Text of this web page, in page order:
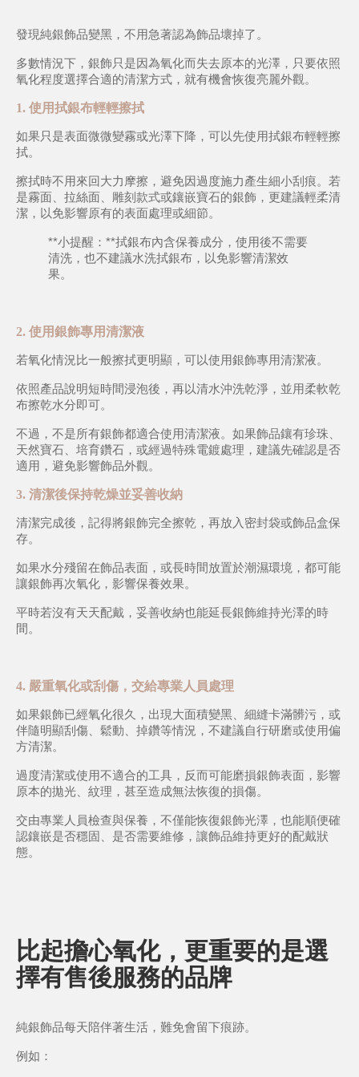
發現純銀飾品變黑，不用急著認為飾品壞掉了。
多數情況下，銀飾只是因為氧化而失去原本的光澤，只要依照
氧化程度選擇合適的清潔方式，就有機會恢復亮麗外觀。
1. 使用拭銀布輕輕擦拭
如果只是表面微微變霧或光澤下降，可以先使用拭銀布輕輕擦
拭。
擦拭時不用來回大力摩擦，避免因過度施力產生細小刮痕。若
是霧面、拉絲面、雕刻款式或鑲嵌寶石的銀飾，更建議輕柔清
潔，以免影響原有的表面處理或細節。
**小提醒：**拭銀布內含保養成分，使用後不需要
清洗，也不建議水洗拭銀布，以免影響清潔效
果。
2. 使用銀飾專用清潔液
若氧化情況比一般擦拭更明顯，可以使用銀飾專用清潔液。
依照產品說明短時間浸泡後，再以清水沖洗乾淨，並用柔軟乾
布擦乾水分即可。
不過，不是所有銀飾都適合使用清潔液。如果飾品鑲有珍珠、
天然寶石、培育鑽石，或經過特殊電鍍處理，建議先確認是否
適用，避免影響飾品外觀。
3. 清潔後保持乾燥並妥善收納
清潔完成後，記得將銀飾完全擦乾，再放入密封袋或飾品盒保
存。
如果水分殘留在飾品表面，或長時間放置於潮濕環境，都可能
讓銀飾再次氧化，影響保養效果。
平時若沒有天天配戴，妥善收納也能延長銀飾維持光澤的時
間。
4. 嚴重氧化或刮傷，交給專業人員處理
如果銀飾已經氧化很久，出現大面積變黑、細縫卡滿髒污，或
伴隨明顯刮傷、鬆動、掉鑽等情況，不建議自行研磨或使用偏
方清潔。
過度清潔或使用不適合的工具，反而可能磨損銀飾表面，影響
原本的拋光、紋理，甚至造成無法恢復的損傷。
交由專業人員檢查與保養，不僅能恢復銀飾光澤，也能順便確
認鑲嵌是否穩固、是否需要維修，讓飾品維持更好的配戴狀
態。
比起擔心氧化，更重要的是選
擇有售後服務的品牌
純銀飾品每天陪伴著生活，難免會留下痕跡。
例如：